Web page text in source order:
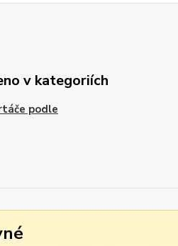
v kategoriích
podle